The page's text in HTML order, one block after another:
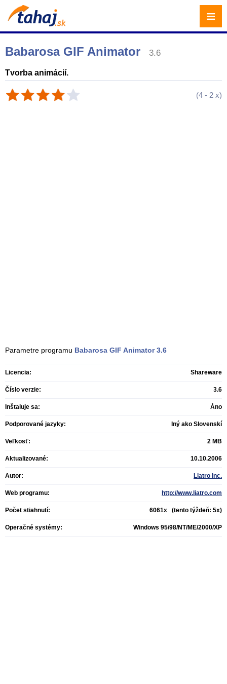
Babarosa GIF Animator 3.6
Tvorba animácií.
(4 - 2 x)
Parametre programu Babarosa GIF Animator3.6
Licencia: Shareware
Číslo verzie: 3.6
Inštaluje sa: Áno
Podporované jazyky: Iný ako Slovenskí
Veľkosť: 2 MB
Aktualizované: 10.10.2006
Autor: Liatro Inc.
Web programu: http://www.liatro.com
Počet stiahnutí: 6061x (tento týždeň: 5x)
Operačné systémy: Windows 95/98/NT/ME/2000/XP
≡